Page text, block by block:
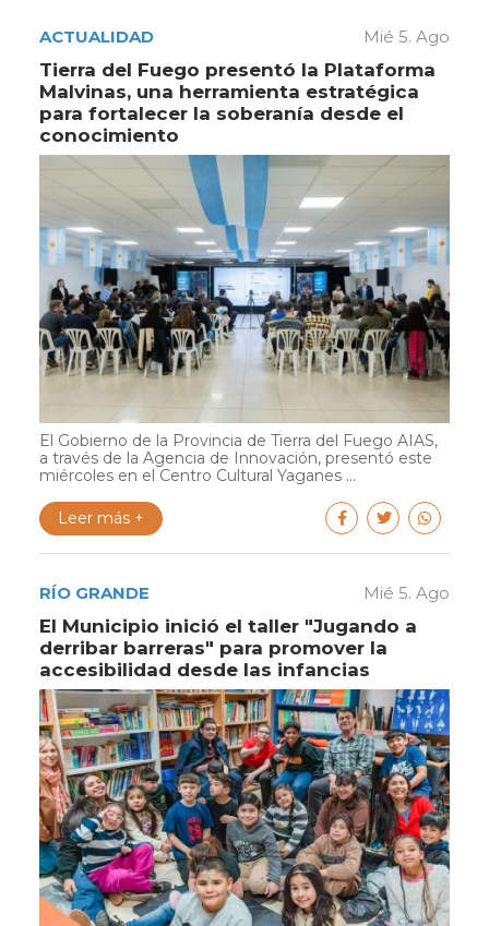
ACTUALIDAD Mié 5. Ago
Tierra del Fuego presentó la Plataforma
Malvinas, una herramienta estratégica
para fortalecer la soberanía desde el
conocimiento
El Gobierno de la Provincia de Tierra del Fuego AIAS,
a través de la Agencia de Innovación, presentó este
miércoles en el Centro Cultural Yaganes ...
Leer más +
RÍO GRANDE Mié 5. Ago
El Municipio inició el taller "Jugando a
derribar barreras" para promover la
accesibilidad desde las infancias